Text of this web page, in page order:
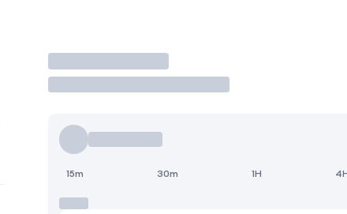
Operar
15m 30m 1H